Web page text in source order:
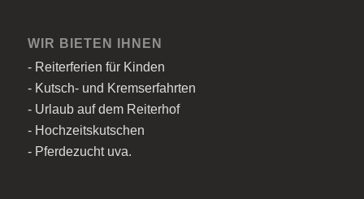
WIR BIETEN IHNEN
- Reiterferien für Kinden
- Kutsch- und Kremserfahrten
- Urlaub auf dem Reiterhof
- Hochzeitskutschen
- Pferdezucht uva.